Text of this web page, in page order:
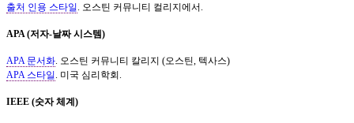
출처 인용 스타일 . 오스틴 커뮤니티 컬리지에서.
APA (저자-날짜 시스템)
APA 문서화. 오스틴 커뮤니티 칼리지 (오스틴, 텍사스)
APA 스타일 . 미국 심리학회.
IEEE (숫자 체계)